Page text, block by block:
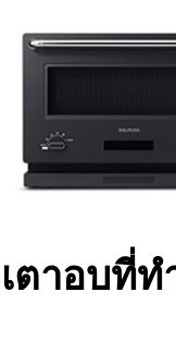
เตาอบที่ท